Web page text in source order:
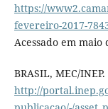
https://
fevereiro-2017-
Acessado em maio
BRASIL, MEC/
http://